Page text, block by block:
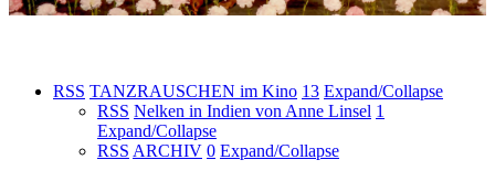
RSS TANZRAUSCHEN im Kino 13 Expand/Collapse
RSS Nelken in Indien von Anne Linsel 1
Expand/Collapse
RSS ARCHIV 0 Expand/Collapse